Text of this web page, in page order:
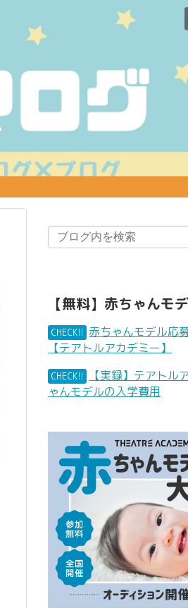
【無料】赤ちゃんモ
CHECK!! 赤ちゃんモデル応
【テアトルアカデミー】
CHECK!!
【実録】テアトル
ゃんモデルの入学費用